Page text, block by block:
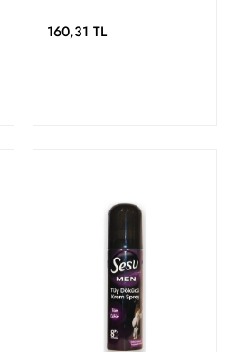
160,31 TL